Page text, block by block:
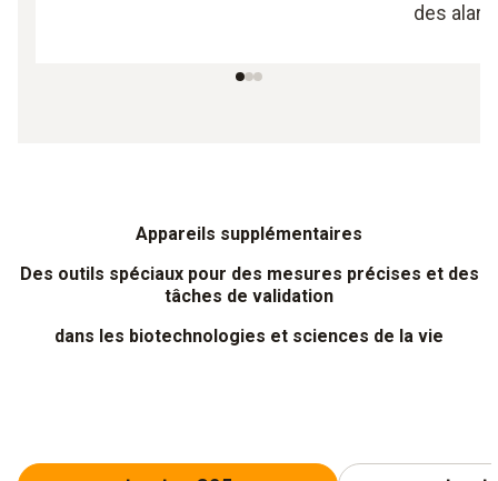
des
Appareils supplémentaires
Des outils spéciaux pour des mesures précises et des
tâches de validation
dans les biotechnologies et sciences de la vie